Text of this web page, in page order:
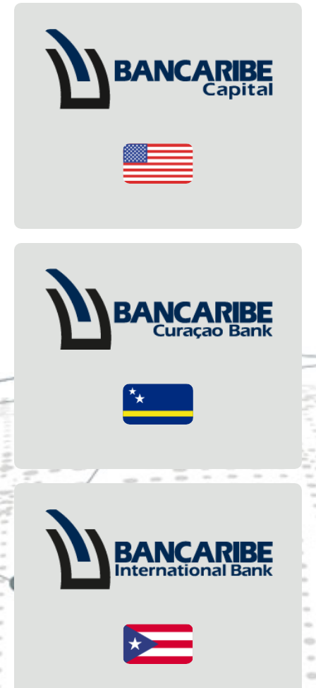
Bancaribe Capital
Bancaribe Capital es una firma de asesoría de
inversiones perteneciente al grupo Bancaribe, registrada
y regulada en los Estados Unidos. Con sede en la ciudad
de Miami, Florida, en Bancaribe Capital proporcionamos
bancaribe-capital.com
Bancaribe Curaçao Bank
Es el primer banco de licencia internacional otorgada en
Curaçao, que forma parte de un grupo financiero,
orientado a proveer servicios y productos diferenciados,
bcbbank.com
Bancaribe International Bank
Es una entidad bancaria internacional (EBI) con sede en
San Juan de Puerto Rico, EUA. Ofrece soluciones
globales en servicios financieros, con asesoría de calidad
y atención personalizada, para propiciar el crecimiento
de su clase en Puerto Rico.
bibbank.com